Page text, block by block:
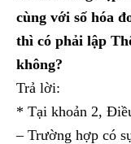
cùng với số hóa
thì có phải lập
không?
Trả lời:
* Tại khoản 2,
– Trường hợp có